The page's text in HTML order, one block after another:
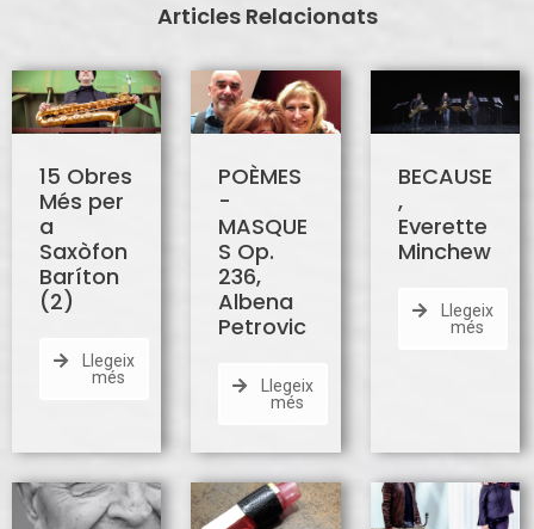
Articles Relacionats
15 Obres
Més per
a
Saxòfon
Baríton
(2)
Llegeix
més
POÈMES
-
MASQUE
S Op.
236,
Albena
Petrovic
Llegeix
més
BECAUSE
,
Everette
Minchew
Llegeix
més